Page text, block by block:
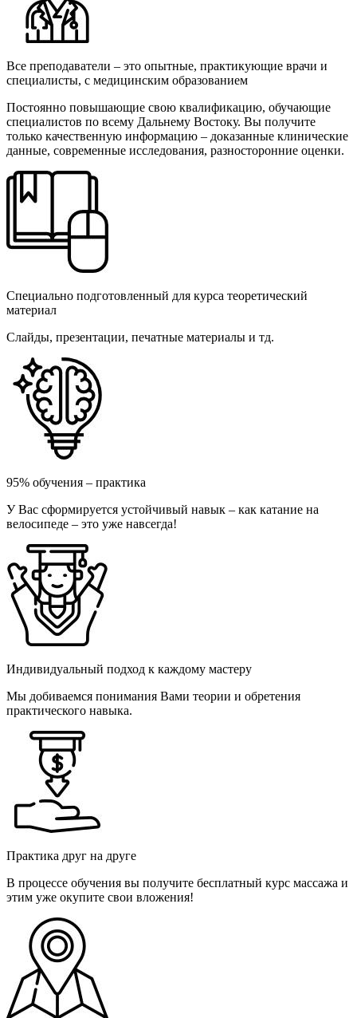
Все преподаватели – это опытные, практикующие врачи и
специалисты, с медицинским образованием
Постоянно повышающие свою квалификацию, обучающие
специалистов по всему Дальнему Востоку. Вы получите
только качественную информацию – доказанные клинические
данные, современные исследования, разносторонние оценки.
Специально подготовленный для курса теоретический
материал
Слайды, презентации, печатные материалы и тд.
95% обучения – практика
У Вас сформируется устойчивый навык – как катание на
велосипеде – это уже навсегда!
Индивидуальный подход к каждому мастеру
Мы добиваемся понимания Вами теории и обретения
практического навыка.
Практика друг на друге
В процессе обучения вы получите бесплатный курс массажа и
этим уже окупите свои вложения!